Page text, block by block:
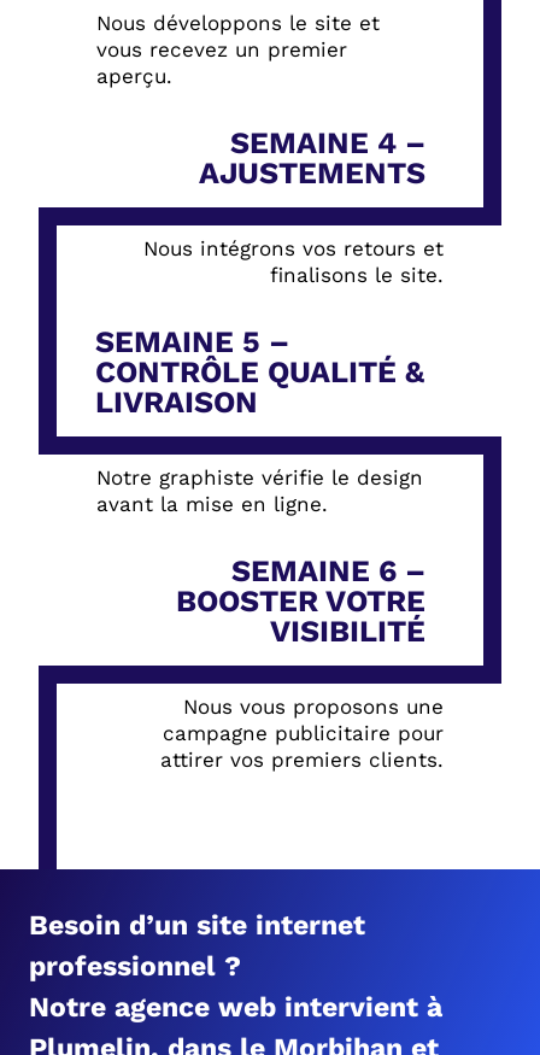
Nous développons le site et
vous recevez un premier
aperçu.
SEMAINE 4 –
AJUSTEMENTS
Nous intégrons vos retours et
finalisons le site.
SEMAINE 5 –
CONTRÔLE QUALITÉ &
LIVRAISON
Notre graphiste vérifie le design
avant la mise en ligne.
SEMAINE 6 –
BOOSTER VOTRE
VISIBILITÉ
Nous vous proposons une
campagne publicitaire pour
attirer vos premiers clients.
Besoin d’un site internet
professionnel ?
Notre agence web intervient à
Plumelin, dans le Morbihan et